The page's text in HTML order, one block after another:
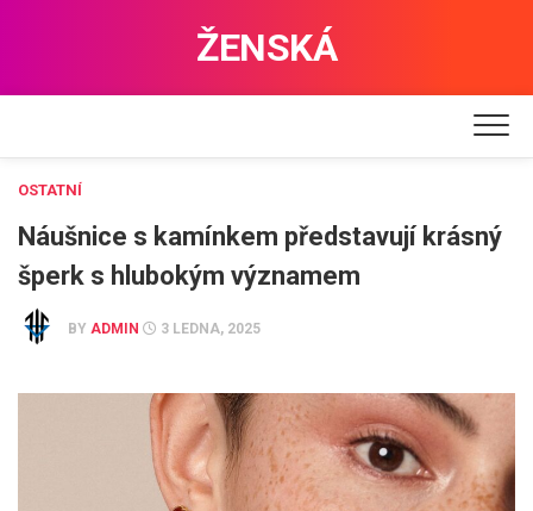
ŽENSKÁ
OSTATNÍ
Náušnice s kamínkem představují krásný
šperk s hlubokým významem
BY ADMIN 3 LEDNA, 2025